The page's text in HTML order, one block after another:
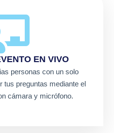
EN VIVO
personas con un solo
tus preguntas mediante el
cámara y micrófono.